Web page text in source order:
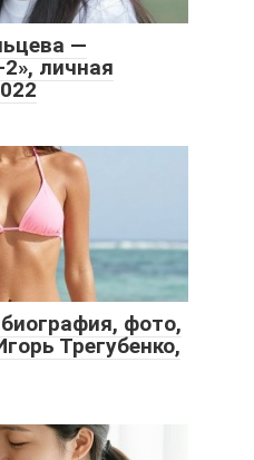
—
личная
фото,
Трегубенко,